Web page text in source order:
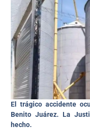
El trágico accidente
Benito Juárez. La
hecho.